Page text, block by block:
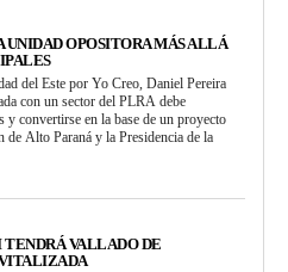
UNIDAD OPOSITORA MÁS ALLÁ
del Este por Yo Creo, Daniel Pereira
con un sector del PLRA debe
y convertirse en la base de un proyecto
Alto Paraná y la Presidencia de la
TENDRÁ VALLADO DE